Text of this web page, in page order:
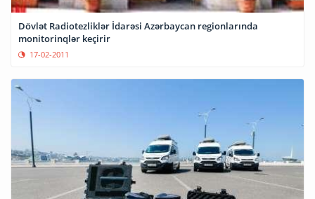
Dövlət Radiotezliklər İdarəsi Azərbaycan regionlarında
monitorinqlər keçirir
17-02-2011